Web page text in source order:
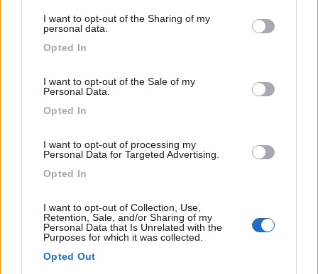
not limited to your visit or usage behaviour. You may click to
grant or deny consent to Google and its third-party tags to
use your data for below specified purposes in below Google
I want to opt-out of the Sharing of my
personal data.
Opted In
I want to opt-out of the Sale of my
Personal Data.
Opted In
I want to opt-out of processing my
Personal Data for Targeted Advertising.
Opted In
I want to opt-out of Collection, Use,
Retention, Sale, and/or Sharing of my
Personal Data that Is Unrelated with the
Purposes for which it was collected.
Opted Out
Area di sosta (AA)
Stellplatz am Steinernen Meer
Servizi / Posizione